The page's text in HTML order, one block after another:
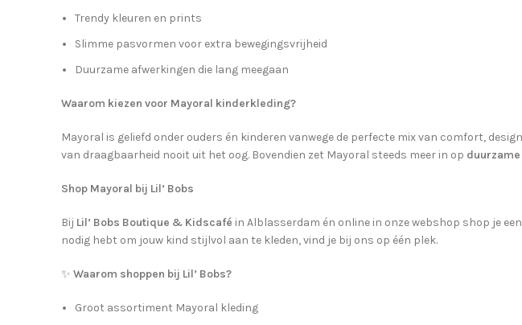
Trendy kleuren en prints
Slimme pasvormen voor extra bewegingsvrijheid
Duurzame afwerkingen die lang meegaan
Waarom kiezen voor Mayoral kinderkleding?
Mayoral is geliefd onder ouders én kinderen vanwege de perfecte mix van comfort,
van draagbaarheid nooit uit het oog. Bovendien zet Mayoral steeds meer in op
Shop Mayoral bij Lil’ Bobs
Bij Lil’ Bobs Boutique & Kidscafé in Alblasserdam én online in onze webshop shop je
nodig hebt om jouw kind stijlvol aan te kleden, vind je bij ons op één plek.
✨ Waarom shoppen bij Lil’ Bobs?
Groot assortiment Mayoral kleding